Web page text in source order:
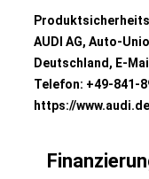
AUDI AG, Auto-
Deutschland, E-
Telefon: +49-841-
https://